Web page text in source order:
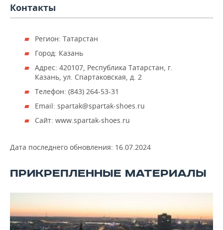
ONLINE-КОНФЕРЕНЦИИ
ХОККЕЙ
ВОЛЕЙБОЛ
КИБЕРСПОРТ
ФИГУРНОЕ КАТАНИЕ
ВОДНЫЕ ВИДЫ СПОРТА
ХОККЕЙ С МЯЧОМ
ВЛАСТЬ
ИСТОРИЯ
КУЛЬТУРА
МЕДИЦИНА
ОБРАЗОВАНИЕ
ПРОИСШЕСТВИЯ
СЮЖЕТЫ
СПИСОК ПЕРСОН
СПИСОК КОМПАНИЙ
ПОЛНАЯ ВЕРСИЯ
Контакты
Регион: Татарстан
Город: Казань
Адрес: 420107, Республика Татарстан, г.
Казань, ул. Спартаковская, д. 2
Телефон: (843) 264-53-31
Email: spartak@spartak-shoes.ru
Сайт: www.spartak-shoes.ru
Дата последнего обновления: 16.07.2024
ПРИКРЕПЛЕННЫЕ МАТЕРИАЛЫ